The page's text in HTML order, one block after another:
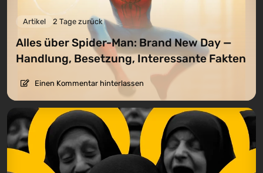
Artikel 2 Tage zurück
Alles über Spider-Man: Brand New Day —
Handlung, Besetzung, Interessante Fakten
Einen Kommentar hinterlassen